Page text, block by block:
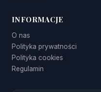
INFORMACJE
O nas
Polityka prywatności
Polityka cookies
Regulamin